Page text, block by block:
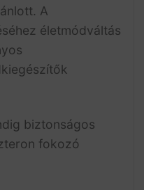
A
életmódváltás
biztonságos
fokozó